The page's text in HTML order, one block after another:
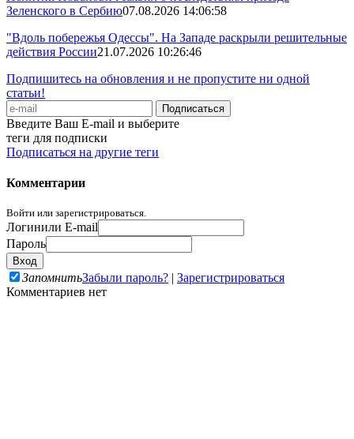
Зеленского в Сербию07.08.2026 14:06:58
"Вдоль побережья Одессы". На Западе раскрыли решительные
действия России21.07.2026 10:26:46
Подпишитесь на обновления и не пропустите ни одной
статьи!
Введите Ваш E-mail и выберите
теги для подписки
Подписаться на другие теги
Комментарии
Войти или зарегистрироваться.
Логинили E-mail
Пароль
ЗапомнитьЗабыли пароль? | Зарегистрироваться
Комментариев нет